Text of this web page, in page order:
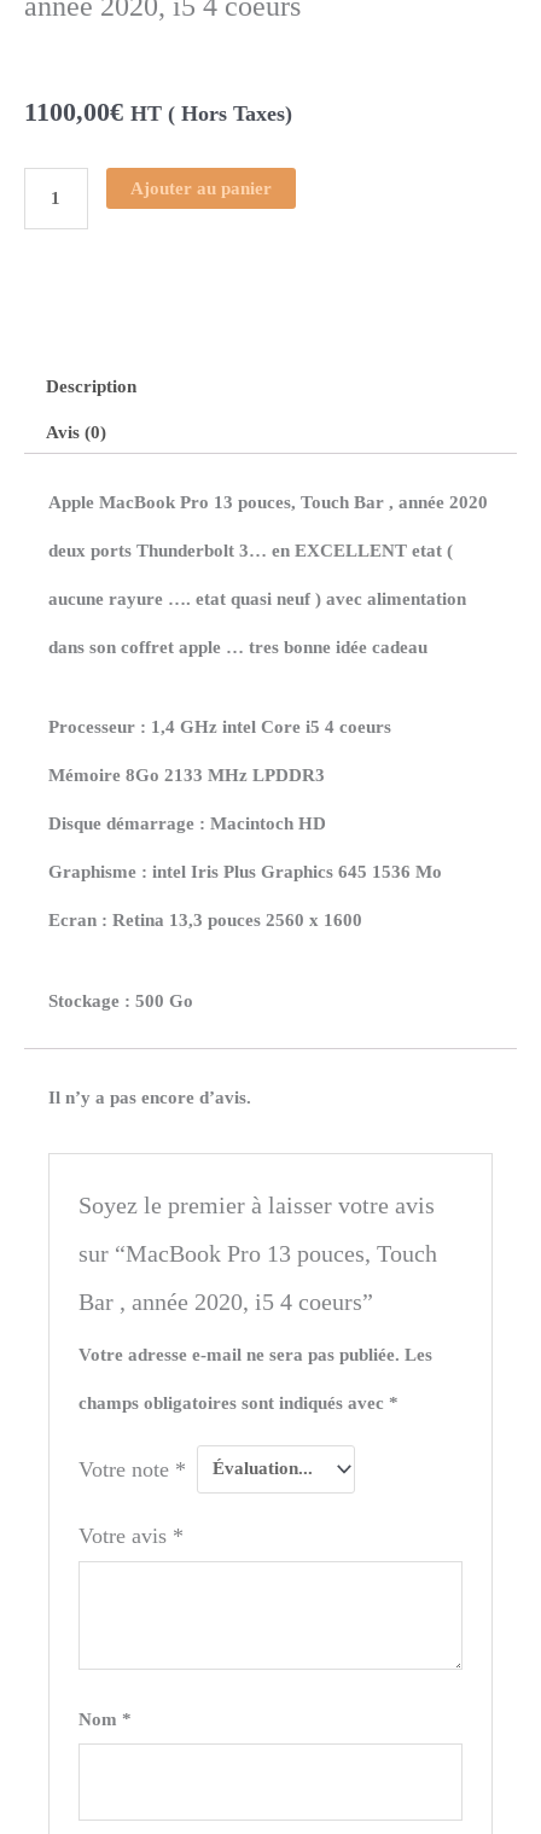
1100,00€ HT ( Hors Taxes)
quantité
pouces,
coeurs
Ajouter au panier
Description
Avis (0)
Apple MacBook Pro 13 pouces, Touch Bar , année 2020
deux ports Thunderbolt 3… en EXCELLENT etat (
aucune rayure …. etat quasi neuf ) avec alimentation
dans son coffret apple … tres bonne idée cadeau
Processeur : 1,4 GHz intel Core i5 4 coeurs
Mémoire 8Go 2133 MHz LPDDR3
Disque démarrage : Macintoch HD
Graphisme : intel Iris Plus Graphics 645 1536 Mo
Ecran : Retina 13,3 pouces 2560 x 1600
Stockage : 500 Go
Il n’y a pas encore d’avis.
Soyez le premier à laisser votre avis
sur “MacBook Pro 13 pouces, Touch
Bar , année 2020, i5 4 coeurs”
Votre adresse e-mail ne sera pas publiée. Les
champs obligatoires sont indiqués avec *
Votre note *
Votre avis *
Nom *